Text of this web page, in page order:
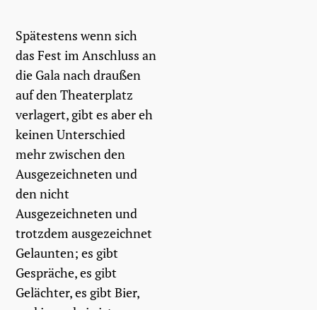
Spätestens wenn sich
das Fest im Anschluss an
die Gala nach draußen
auf den Theaterplatz
verlagert, gibt es aber eh
keinen Unterschied
mehr zwischen den
Ausgezeichneten und
den nicht
Ausgezeichneten und
trotzdem ausgezeichnet
Gelaunten; es gibt
Gespräche, es gibt
Gelächter, es gibt Bier,